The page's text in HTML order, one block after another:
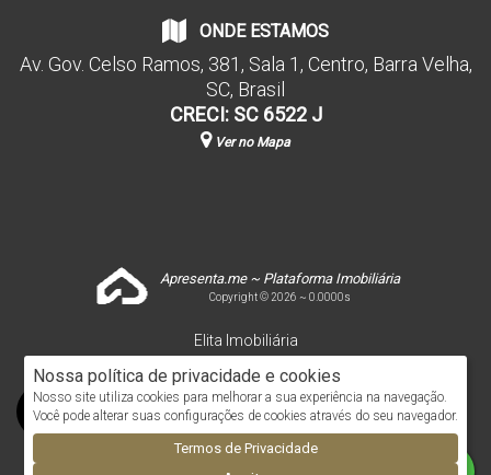
Nossa política de privacidade e cookies
Nosso site utiliza cookies para melhorar a sua experiência na navegação.
Você pode alterar suas configurações de cookies através do seu navegador.
Termos de Privacidade
ONDE ESTAMOS
Av. Gov. Celso Ramos, 381 , Sala 1 , Centro, Barra Velha,
SC, Brasil
CRECI: SC 6522 J
Ver no Mapa
Apresenta.me ~ Plataforma Imobiliária
Copyright © 2026 ~ 0.0000s
Elita Imobiliária